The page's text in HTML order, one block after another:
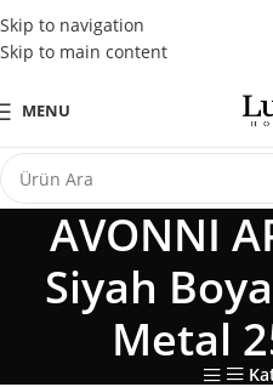
Skip to navigation
Skip to main content
Tüm Kredi Kartlarına
MENU
AVONNI
Siyah
Metal